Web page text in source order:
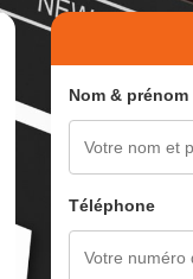
Nom & prénom
Téléphone